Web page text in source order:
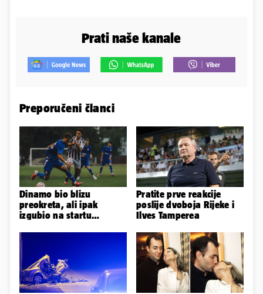
Prati naše kanale
Preporučeni članci
Dinamo bio blizu
preokreta, ali ipak
izgubio na startu
Pratite prve reakcije
poslije dvoboja Rijeke i
Ilves Tamperea